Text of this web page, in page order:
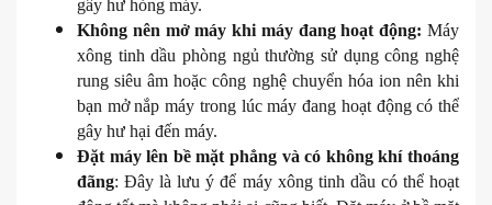
gây hư hỏng máy.
Không nên mở máy khi máy đang hoạt động: Máy
xông tinh dầu phòng ngủ thường sử dụng công nghệ
rung siêu âm hoặc công nghệ chuyển hóa ion nên khi
bạn mở nắp máy trong lúc máy đang hoạt động có thể
gây hư hại đến máy.
Đặt máy lên bề mặt phẳng và có không khí thoáng
đãng: Đây là lưu ý để máy xông tinh dầu có thể hoạt